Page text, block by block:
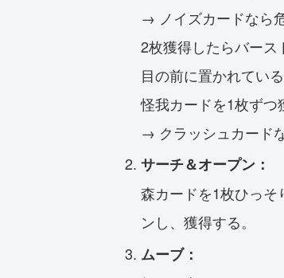
→ ノイズカードなら危
2枚獲得したらバー
目の前に置かれている
怪我カードを1枚ずつ
→ クラッシュカード
サーチ＆オープン：
森カードを1枚ひっ
ンし、獲得する。
ムーブ：